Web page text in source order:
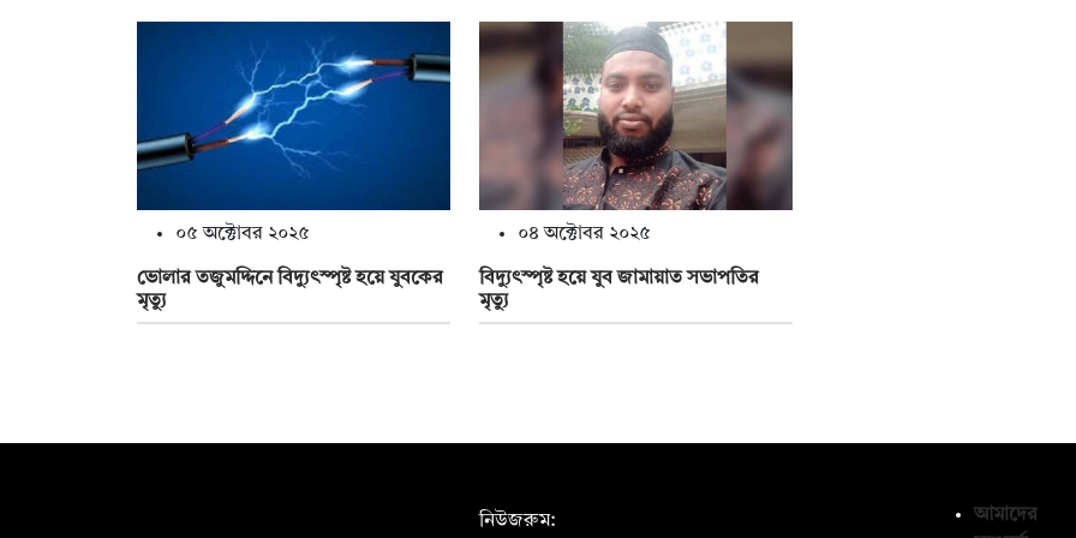
০৫ অক্টোবর ২০২৫
ভোলার তজুমদ্দিনে বিদ্যুৎস্পৃষ্ট হয়ে যুবকের
মৃত্যু
০৪ অক্টোবর ২০২৫
বিদ্যুৎস্পৃষ্ট হয়ে যুব জামায়াত সভাপতির
মৃত্যু
নিউজরুম:
আমাদের